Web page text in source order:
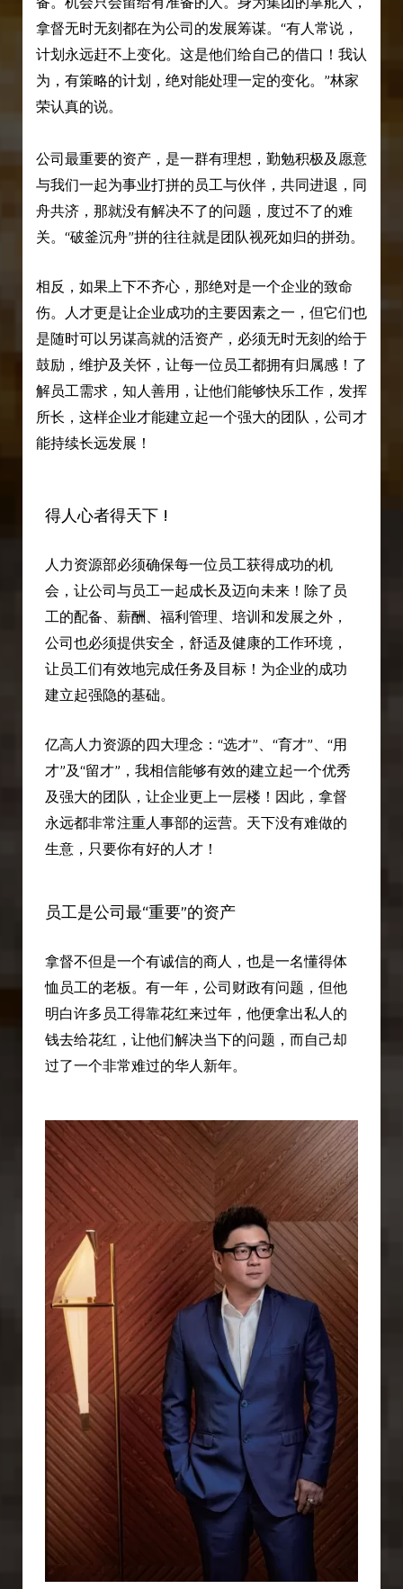
拿督无时无刻都在为公司的发展筹谋。“有人常说，
计划永远赶不上变化。这是他们给自己的借口！我认
为，有策略的计划，绝对能处理一定的变化。”林家
荣认真的说。
公司最重要的资产，是一群有理想，勤勉积极及愿意
与我们一起为事业打拼的员工与伙伴，共同进退，同
舟共济，那就没有解决不了的问题，度过不了的难
关。“破釜沉舟”拼的往往就是团队视死如归的拼劲。
相反，如果上下不齐心，那绝对是一个企业的致命
伤。人才更是让企业成功的主要因素之一，但它们也
是随时可以另谋高就的活资产，必须无时无刻的给于
鼓励，维护及关怀，让每一位员工都拥有归属感！了
解员工需求，知人善用，让他们能够快乐工作，发挥
所长，这样企业才能建立起一个强大的团队，公司才
能持续长远发展！
得人心者得天下 !
人力资源部必须确保每一位员工获得成功的机
会，让公司与员工一起成长及迈向未来！除了员
工的配备、薪酬、福利管理、培训和发展之外，
公司也必须提供安全，舒适及健康的工作环境，
让员工们有效地完成任务及目标！为企业的成功
建立起强隐的基础。
亿高人力资源的四大理念：“选才”、“育才”、“用
才”及“留才”，我相信能够有效的建立起一个优秀
及强大的团队，让企业更上一层楼！因此，拿督
永远都非常注重人事部的运营。天下没有难做的
生意，只要你有好的人才！
员工是公司最“重要”的资产
拿督不但是一个有诚信的商人，也是一名懂得体
恤员工的老板。有一年，公司财政有问题，但他
明白许多员工得靠花红来过年，他便拿出私人的
钱去给花红，让他们解决当下的问题，而自己却
过了一个非常难过的华人新年。